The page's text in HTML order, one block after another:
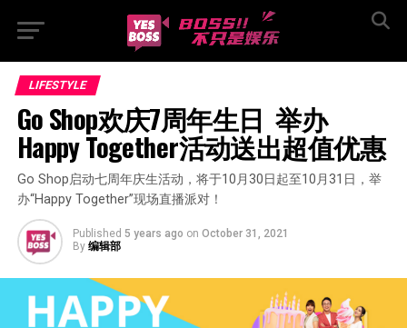
LIFESTYLE
Go Shop欢庆7周年生日  举办
Happy Together活动送出超值优惠
Go Shop启动七周年庆生活动，将于10月30日起至10月31日，举
办“Happy Together”现场直播派对！
Published 5 years ago on October 31, 2021
By 编辑部